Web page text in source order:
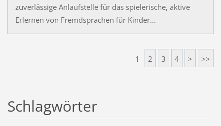
zuverlässige Anlaufstelle für das spielerische, aktive
Erlernen von Fremdsprachen für Kinder...
1 2 3 4 > >>
Schlagwörter